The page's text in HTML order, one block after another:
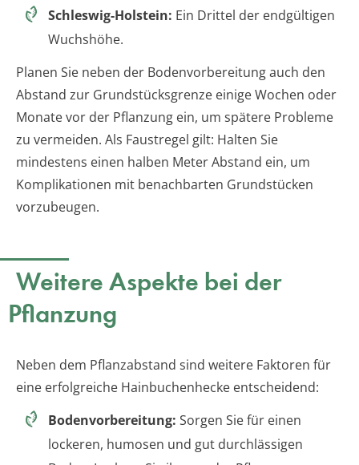
Schleswig-Holstein: Ein Drittel der endgültigen
Wuchshöhe.
Planen Sie neben der Bodenvorbereitung auch den
Abstand zur Grundstücksgrenze einige Wochen oder
Monate vor der Pflanzung ein, um spätere Probleme
zu vermeiden. Als Faustregel gilt: Halten Sie
mindestens einen halben Meter Abstand ein, um
Komplikationen mit benachbarten Grundstücken
vorzubeugen.
Weitere Aspekte bei der
Pflanzung
Neben dem Pflanzabstand sind weitere Faktoren für
eine erfolgreiche Hainbuchenhecke entscheidend:
Bodenvorbereitung: Sorgen Sie für einen
lockeren, humosen und gut durchlässigen